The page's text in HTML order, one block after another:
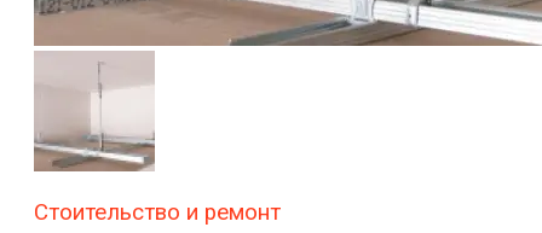
Стоительство и ремонт